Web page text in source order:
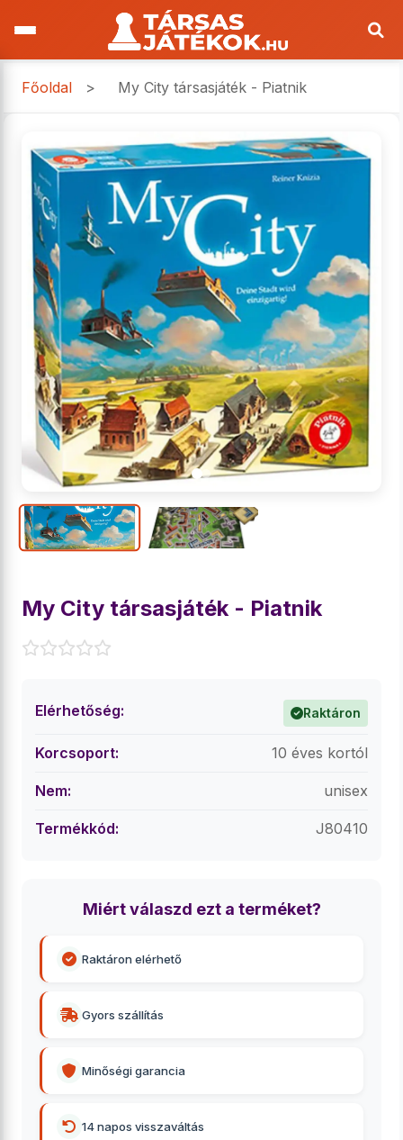
Főoldal > My City társasjáték - Piatnik
My City társasjáték - Piatnik
Elérhetőség: Raktáron
Korcsoport: 10 éves kortól
Nem: unisex
Termékkód: J80410
Miért válaszd ezt a terméket?
Raktáron elérhető
Gyors szállítás
Minőségi garancia
14 napos visszaváltás